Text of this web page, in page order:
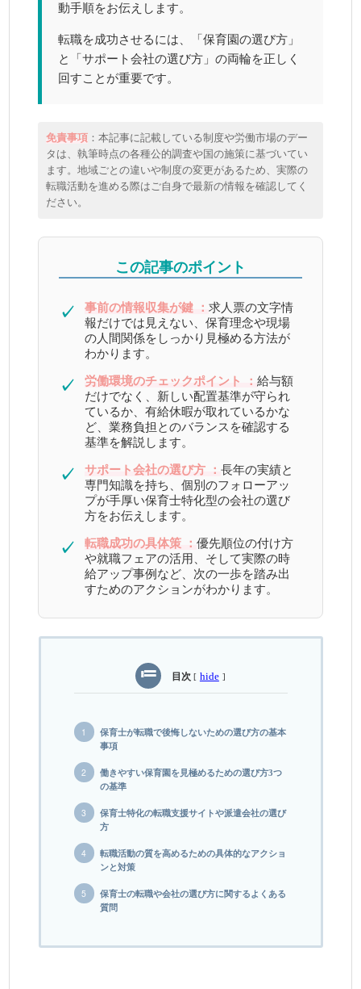
動手順をお伝えします。
転職を成功させるには、「保育園の選び方」
と「サポート会社の選び方」の両輪を正しく
回すことが重要です。
免責事項 ：本記事に記載している制度や労働市場のデー
タは、執筆時点の各種公的調査や国の施策に基づいてい
ます。地域ごとの違いや制度の変更があるため、実際の
転職活動を進める際はご自身で最新の情報を確認してく
ださい。
この記事のポイント
✓ 事前の情報収集が鍵 ：求人票の文字情
報だけでは見えない、保育理念や現場
の人間関係をしっかり見極める方法が
わかります。
✓ 労働環境のチェックポイント ：給与額
だけでなく、新しい配置基準が守られ
ているか、有給休暇が取れているかな
ど、業務負担とのバランスを確認する
基準を解説します。
✓ サポート会社の選び方 ：長年の実績と
専門知識を持ち、個別のフォローアッ
プが手厚い保育士特化型の会社の選び
方をお伝えします。
✓ 転職成功の具体策 ：優先順位の付け方
や就職フェアの活用、そして実際の時
給アップ事例など、次の一歩を踏み出
すためのアクションがわかります。
目次 [ hide ]
保育士が転職で後悔しないための選び方の基本
事項
働きやすい保育園を見極めるための選び方3つ
の基準
保育士特化の転職支援サイトや派遣会社の選び
方
転職活動の質を高めるための具体的なアクショ
ンと対策
保育士の転職や会社の選び方に関するよくある
質問